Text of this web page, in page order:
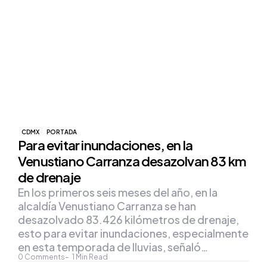
CDMX PORTADA
Para evitar inundaciones, en la
Venustiano Carranza desazolvan 83 km
de drenaje
0 Comments 1 Min Read
En los primeros seis meses del año, en la
alcaldía Venustiano Carranza se han
desazolvado 83.426 kilómetros de drenaje,
esto para evitar inundaciones, especialmente
en esta temporada de lluvias, señaló…